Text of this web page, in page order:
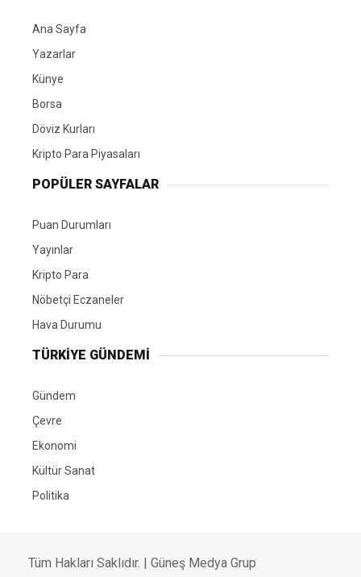
Ana Sayfa
Yazarlar
Künye
Borsa
Döviz Kurları
Kripto Para Piyasaları
POPÜLER SAYFALAR
Puan Durumları
Yayınlar
Kripto Para
Nöbetçi Eczaneler
Hava Durumu
TÜRKIYE GÜNDEMI
Gündem
Çevre
Ekonomi
Kültür Sanat
Politika
Tüm Hakları Saklıdır. | Güneş Medya Grup